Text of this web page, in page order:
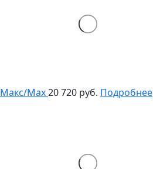
Макс/Max20 720 руб. Подробнее